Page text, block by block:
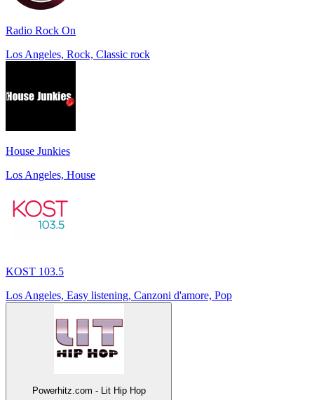
Radio Rock On
Los Angeles, Rock, Classic rock
House Junkies
Los Angeles, House
KOST 103.5
Los Angeles, Easy listening, Canzoni d'amore, Pop
Powerhitz.com - Lit Hip Hop